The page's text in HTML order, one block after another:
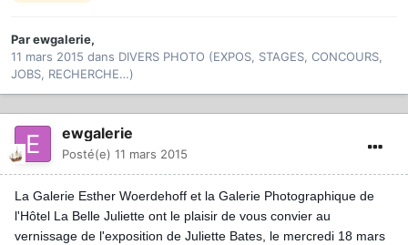
Parewgalerie,
11 mars 2015 dans DIVERS PHOTO (EXPOS, STAGES, CONCOURS,
JOBS, RECHERCHE…)
ewgalerie
Posté(e) 11 mars 2015
La Galerie Esther Woerdehoff et la Galerie Photographique de
l'Hôtel La Belle Juliette ont le plaisir de vous convier au
vernissage de l'exposition de Juliette Bates, le mercredi 18 mars